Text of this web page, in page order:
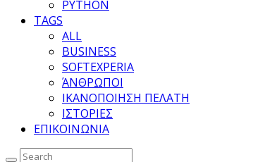
PYTHON
TAGS
ALL
BUSINESS
SOFTEXPERIA
ΆΝΘΡΩΠΟΙ
ΙΚΑΝΟΠΟΙΗΣΗ ΠΕΛΑΤΗ
ΙΣΤΟΡΙΕΣ
ΕΠΙΚΟΙΝΩΝΙΑ